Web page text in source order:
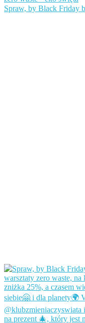
Spraw, by Black Friday